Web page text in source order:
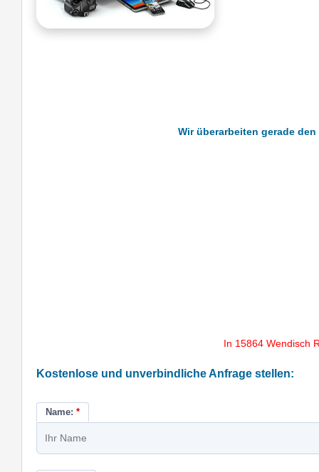
Wir überarbeiten gerade
In 15864 Wendisch
Kostenlose und unverbindliche Anfrage stellen:
Name: *